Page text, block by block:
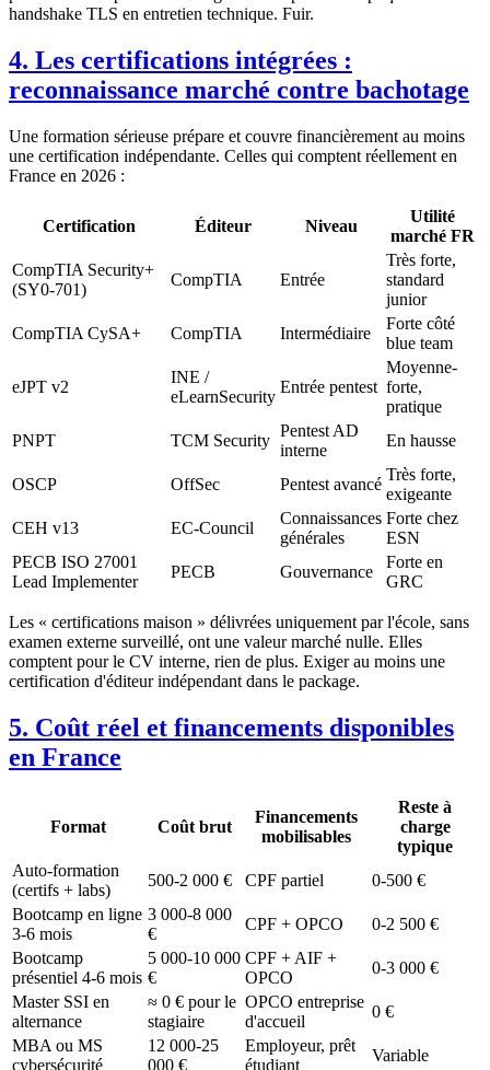
handshake TLS en entretien technique. Fuir.
4. Les certifications intégrées :
reconnaissance marché contre bachotage
Une formation sérieuse prépare et couvre financièrement au moins
une certification indépendante. Celles qui comptent réellement en
France en 2026 :
Certification Éditeur Niveau
Utilité
marché FR
CompTIA Security+
(SY0-701)
CompTIA Entrée
Très forte,
standard
junior
CompTIA CySA+
CompTIA Intermédiaire
Forte côté
blue team
eJPT v2
INE /
eLearnSecurity
Entrée pentest
Moyenne-
forte,
pratique
PNPT
TCM Security
Pentest AD
interne
En hausse
OSCP OffSec Pentest avancé
Très forte,
exigeante
CEH v13
EC-Council
Connaissances
générales
Forte chez
ESN
PECB ISO 27001
Lead Implementer
PECB Gouvernance
Forte en
GRC
Les « certifications maison » délivrées uniquement par l'école, sans
examen externe surveillé, ont une valeur marché nulle. Elles
comptent pour le CV interne, rien de plus. Exiger au moins une
certification d'éditeur indépendant dans le package.
5. Coût réel et financements disponibles
en France
Format Coût brut
Financements
mobilisables
Reste à
charge
typique
Auto-formation
(certifs + labs)
500-2 000 € CPF partiel
0-500 €
Bootcamp en ligne
3-6 mois
3 000-8 000
€
CPF + OPCO
0-2 500 €
Bootcamp
présentiel 4-6 mois
5 000-10 000
€
CPF + AIF +
OPCO
0-3 000 €
Master SSI en
alternance
≈ 0 € pour le
stagiaire
OPCO entreprise
d'accueil
0 €
MBA ou MS
cybersécurité
12 000-25
000 €
Employeur, prêt
étudiant
Variable